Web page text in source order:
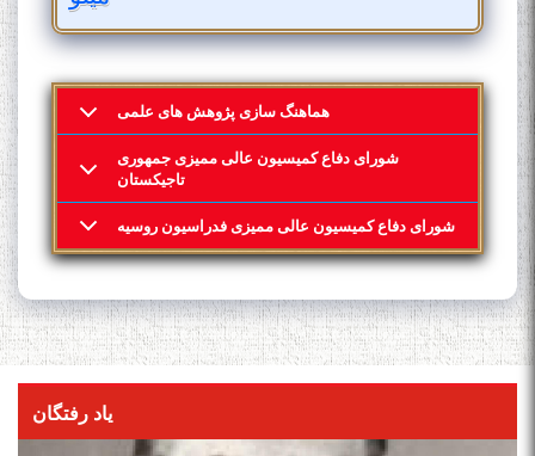
هماهنگ سازی پژوهش های علمی
شورای دفاع کمیسیون عالی ممیزی جمهوری
تاجیکستان
شورای دفاع کمیسیون عالی ممیزی فدراسیون روسیه
یاد رفتگان